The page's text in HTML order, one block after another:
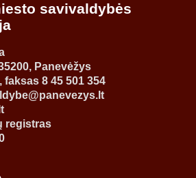
savivaldybės
Panevėžys
faksas 8 45 501 354
registras